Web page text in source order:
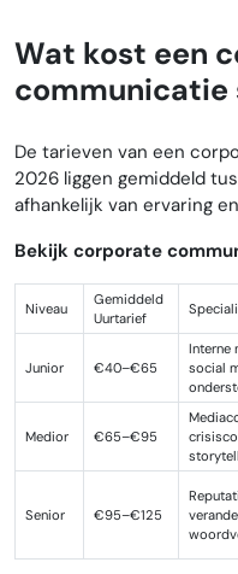
Wat kost een
communicatie
De tarieven van een
2026 liggen gemiddeld
afhankelijk van ervaring
Bekijk corporate
Niveau
Gemiddeld
Uurtarief
Junior €40–€65
Interne
social
Medior €65–€95
Senior €95–€125